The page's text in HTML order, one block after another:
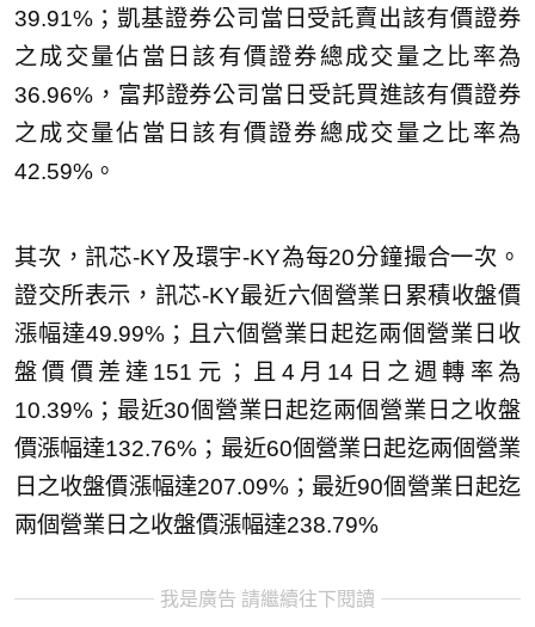
39.91%；凱基證券公司當日受託賣出該有價證券
之成交量佔當日該有價證券總成交量之比率為
36.96%，富邦證券公司當日受託買進該有價證券
之成交量佔當日該有價證券總成交量之比率為
42.59%。
其次，訊芯-KY及環宇-KY為每20分鐘撮合一次。
證交所表示，訊芯-KY最近六個營業日累積收盤價
漲幅達49.99%；且六個營業日起迄兩個營業日收
盤價價差達151元；且4月14日之週轉率為
10.39%；最近30個營業日起迄兩個營業日之收盤
價漲幅達132.76%；最近60個營業日起迄兩個營業
日之收盤價漲幅達207.09%；最近90個營業日起迄
兩個營業日之收盤價漲幅達238.79%
我是廣告 請繼續往下閱讀